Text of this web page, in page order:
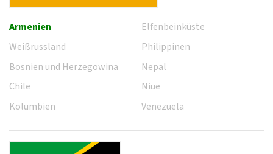
Armenien
Weißrussland
Bosnien und Herzegowina
Chile
Kolumbien
Elfenbeinküste
Philippinen
Nepal
Niue
Venezuela